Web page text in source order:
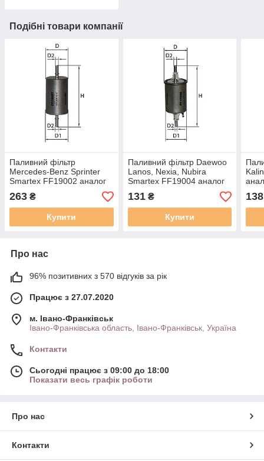
Подібні товари компанії
Паливний фільтр
Mercedes-Benz Sprinter
Smartex FF19002 аналог
Mann WK 511/1, Mahle KL
84/2
263 ₴
Купити
Паливний фільтр Daewoo
Lanos, Nexia, Nubira
Smartex FF19004 аналог
Mann WK 55/3, Mahle KL
573
131₴
Купити
138
Про нас
96% позитивних з 570 відгуків за рік
Працює з 27.07.2020
м. Івано-Франківськ
Івано-Франківська область, Івано-Франківськ, Україна
Контакти
Сьогодні працює з 09:00 до 18:00
Показати весь графік роботи
Про нас
Контакти